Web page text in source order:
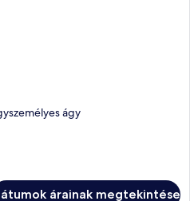
ágy
árainak megtekintése